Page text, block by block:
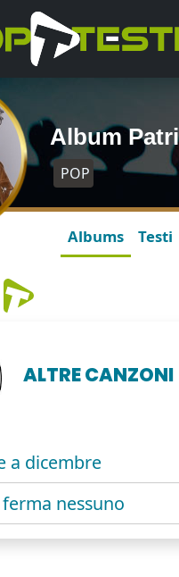
Album
POP
Albums Testi
ALTRE CANZONI
a dicembre
nessuno